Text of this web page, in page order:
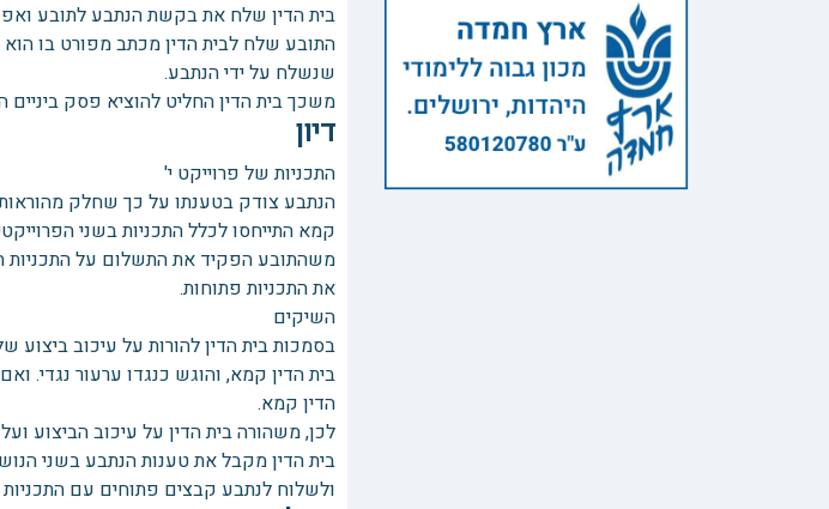
בית הדין שלח את בקשת הנתבע לתובע ואפשר לו
התובע שלח לבית הדין מכתב מפורט בו
שנשלח על ידי הנתבע.
משכך בית הדין החליט להוציא פסק
דיון
התכניות של פרוייקט י'
הנתבע צודק בטענתו על כך שחלק מהוראות
קמא התייחסו לכלל התכניות בשני
משהתובע הפקיד את התשלום על התכניות
את התכניות פתוחות.
השיקים
בסמכות בית הדין להורות על עיכוב
בית הדין קמא, והוגש כנגדו ערעור נגדי.
הדין קמא.
לכן, משהורה בית הדין על עיכוב הביצוע
בית הדין מקבל את טענות הנתבע בשני
ולשלוח לנתבע קבצים פתוחים עם התכניות